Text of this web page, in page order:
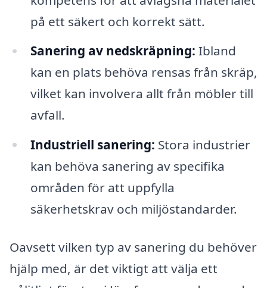
på ett säkert och korrekt sätt.
Sanering av nedskräpning: Ibland
kan en plats behöva rensas från skräp,
vilket kan involvera allt från möbler till
avfall.
Industriell sanering: Stora industrier
kan behöva sanering av specifika
områden för att uppfylla
säkerhetskrav och miljöstandarder.
Oavsett vilken typ av sanering du behöver
hjälp med, är det viktigt att välja ett